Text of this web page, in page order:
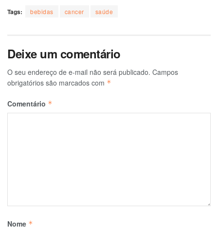
Tags: bebidas cancer saúde
Deixe um comentário
O seu endereço de e-mail não será publicado. Campos
obrigatórios são marcados com *
Comentário *
Nome *